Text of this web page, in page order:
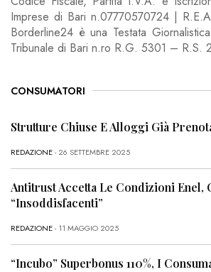
Imprese di Bari n.07770570724 |
Borderline24 è una Testata
Tribunale di Bari n.ro R.G. 5301 – R.S.
CONSUMATORI
Strutture Chiuse E Alloggi Già
REDAZIONE- 26 SETTEMBRE 2025
Antitrust Accetta Le Condizioni Enel,
“Insoddisfacenti”
REDAZIONE- 11 MAGGIO 2025
“Incubo” Superbonus 110%, I